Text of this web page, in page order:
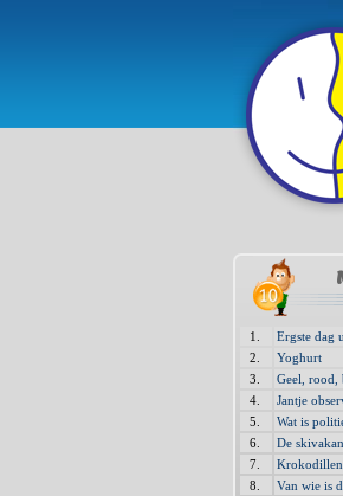
1. Ergste dag
2.
Yoghurt
3.
Geel, rood,
4.
Jantje
5.
Wat is
6.
De
7.
Krokodillen
8.
Van wie is